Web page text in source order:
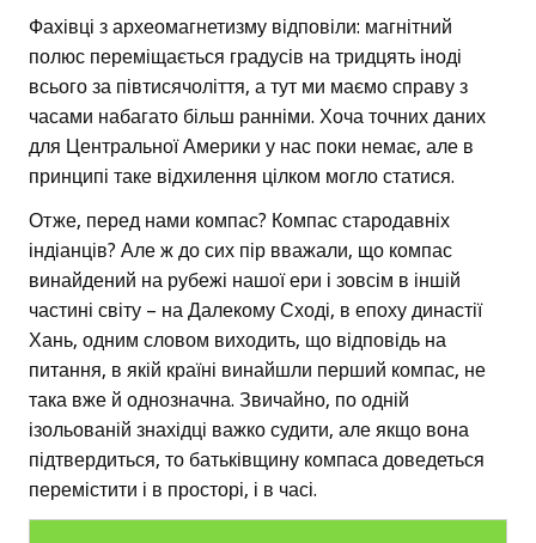
Фахівці з археомагнетизму відповіли: магнітний
полюс переміщається градусів на тридцять іноді
всього за півтисячоліття, а тут ми маємо справу з
часами набагато більш ранніми. Хоча точних даних
для Центральної Америки у нас поки немає, але в
принципі таке відхилення цілком могло статися.
Отже, перед нами компас? Компас стародавніх
індіанців? Але ж до сих пір вважали, що компас
винайдений на рубежі нашої ери і зовсім в іншій
частині світу – на Далекому Сході, в епоху династії
Хань, одним словом виходить, що відповідь на
питання, в якій країні винайшли перший компас, не
така вже й однозначна. Звичайно, по одній
ізольованій знахідці важко судити, але якщо вона
підтвердиться, то батьківщину компаса доведеться
перемістити і в просторі, і в часі.